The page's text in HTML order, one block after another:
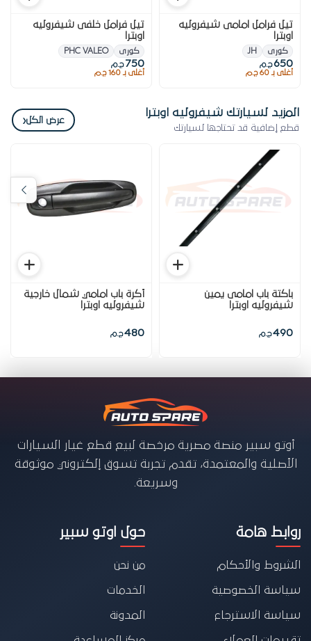
تيل فرامل امامى شيفروليه
اوبترا
كورى JH
650ج.م
أغلى بـ 60 ج.م
تيل فرامل خلفى شيفروليه
اوبترا
كورى PHC VALEO
750 ج.م
أغلى بـ 160 ج.م
المزيد لسيارتك شيفروليه اوبترا
قطع إضافية قد تحتاجها لسيارتك
عرض الكل‹
باكتة باب امامى يمين
شيفروليه اوبترا
490ج.م
أكرة باب امامي شمال خارجية
شيفروليه اوبترا
480ج.م
أوتو سبير منصة مصرية مرخصة لبيع قطع غيار السيارات
الأصلية والمعتمدة، تقدم تجربة تسوق إلكتروني موثوقة
وسريعة.
روابط هامة
الشروط والأحكام
سياسة الخصوصية
سياسة الاسترجاع
حول اوتو سبير
من نحن
الخدمات
المدونة